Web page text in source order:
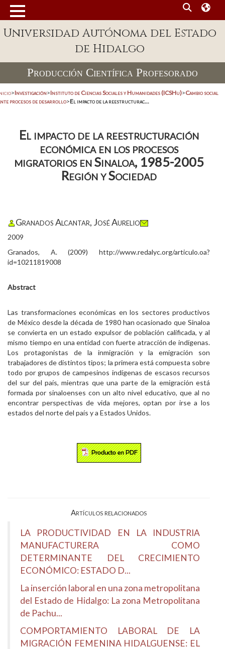
Universidad Autónoma del Estado
de Hidalgo
Producción Científica Profesorado
>Investigación>Instituto de Ciencias Sociales y Humanidades (ICSHu)>Cambio social
procesos de desarrollo>El impacto de la reestructurac...
El impacto de la reestructuración
económica en los procesos
migratorios en Sinaloa, 1985-2005
Región y Sociedad
Granados Alcantar, José Aurelio
2009
Granados, A. (2009) http://www.redalyc.org/articulo.oa?
id=10211819008
Abstract
Las transformaciones económicas en los sectores productivos
de México desde la década de 1980 han ocasionado que Sinaloa
se convierta en un estado expulsor de población calificada, y al
mismo tiempo en una entidad con fuerte atracción de indígenas.
Los protagonistas de la inmigración y la emigración son
trabajadores de distintos tipos; la primera está compuesta sobre
todo por grupos de campesinos indígenas de escasos recursos
del sur del país, mientras que una parte de la emigración está
formada por sinaloenses con un alto nivel educativo, que al no
encontrar perspectivas de vida mejores, optan por irse a los
estados del norte del país y a Estados Unidos.
Artículos relacionados
LA PRODUCTIVIDAD EN LA INDUSTRIA
MANUFACTURERA COMO
DETERMINANTE DEL CRECIMIENTO
ECONÓMICO: ESTADO D...
La inserción laboral en una zona metropolitana
del Estado de Hidalgo: La zona Metropolitana
de Pachu...
COMPORTAMIENTO LABORAL DE LA
MIGRACIÓN FEMENINA HIDALGUENSE: EL